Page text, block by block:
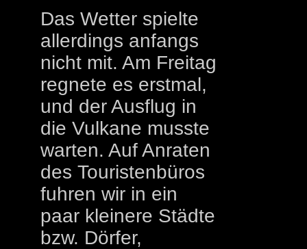
Das Wetter spielte
allerdings anfangs
nicht mit. Am Freitag
regnete es erstmal,
und der Ausflug in
die Vulkane musste
warten. Auf Anraten
des Touristenbüros
fuhren wir in ein
paar kleinere Städte
bzw. Dörfer,